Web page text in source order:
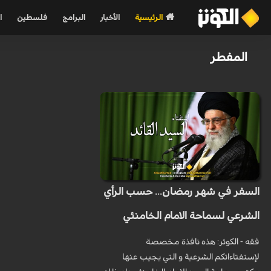
الرئيسية الأخبار البرامج فلسطين
المفطر
السفر في شهر رمضان... حسب الرأي
الشرعي لسماحة الامام الخامنئي
فقه - الكوثر: هذه نافذة مخصصة
لإستفتاءاتكم الشرعية و التي يجيب عنها